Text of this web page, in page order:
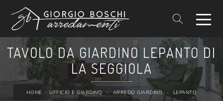
TAVOLO DA GIARDINO LEPANTO DI
LA SEGGIOLA
HOME - UFFICIO E GIARDINO - ARREDO GIARDINO - LEPANTO